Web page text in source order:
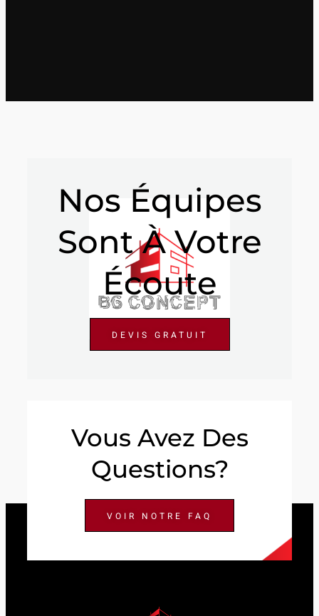
Nos Équipes
Sont À Votre
Écoute
DEVIS GRATUIT
Vous Avez Des
Questions?
VOIR NOTRE FAQ